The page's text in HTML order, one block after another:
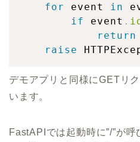
for
event in
if
event .
return
raise
デモアプリと同様にGETリ
います。
FastAPIでは起動時に”/”が呼